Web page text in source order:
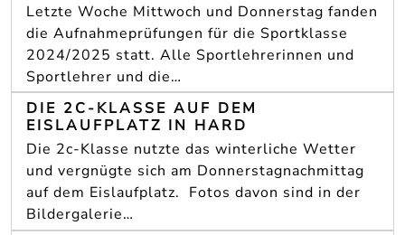
Letzte Woche Mittwoch und Donnerstag fanden
die Aufnahmeprüfungen für die Sportklasse
2024/2025 statt. Alle Sportlehrerinnen und
Sportlehrer und die…
DIE 2C-KLASSE AUF DEM
EISLAUFPLATZ IN HARD
Die 2c-Klasse nutzte das winterliche Wetter
und vergnügte sich am Donnerstagnachmittag
auf dem Eislaufplatz. Fotos davon sind in der
Bildergalerie…